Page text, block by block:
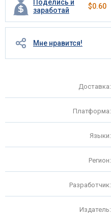
Поделись и
заработай
$0.60
Мне нравится!
Доставка:
Платформа:
Языки:
Регион:
Разработчик:
Издатель: